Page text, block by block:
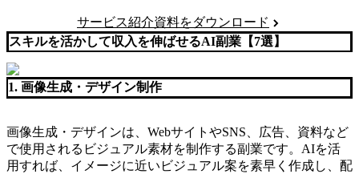
サービス紹介資料をダウンロード
スキルを活かして収入を伸ばせるAI副業【7選】
1. 画像生成・デザイン制作
画像生成・デザインは、WebサイトやSNS、広告、資料など
で使用されるビジュアル素材を制作する副業です。AIを活
用すれば、イメージに近いビジュアル案を素早く作成し、配